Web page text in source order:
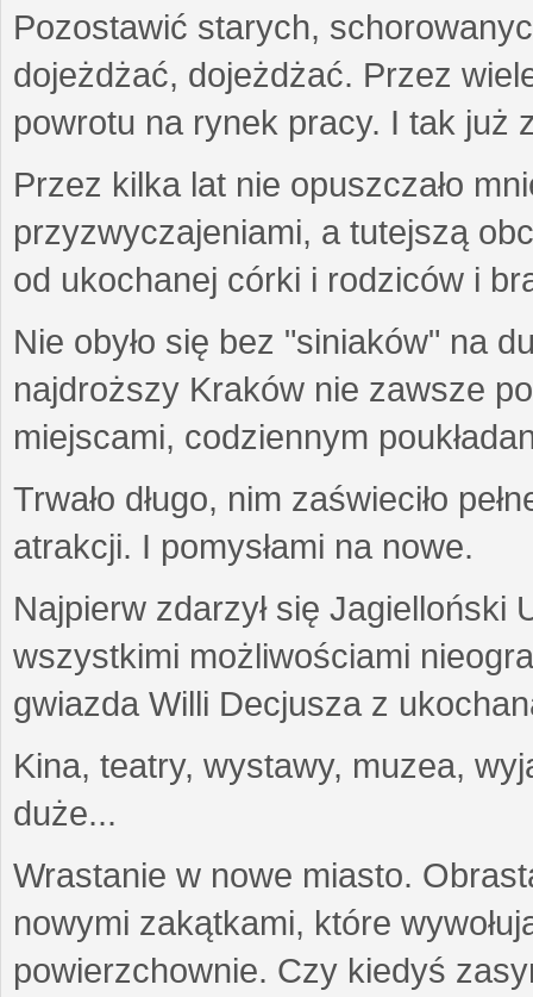
Pozostawić starych,
dojeżdżać, dojeżdżać. Przez
powrotu na rynek pracy. I tak już
Przez kilka lat nie opuszczało
przyzwyczajeniami, a tutejszą
od ukochanej córki i rodziców i
Nie obyło się bez "siniaków" na
najdroższy Kraków nie zawsze
miejscami, codziennym
Trwało długo, nim zaświeciło
atrakcji. I pomysłami na nowe.
Najpierw zdarzył się Jagielloński
wszystkimi możliwościami
gwiazda Willi Decjusza z
Kina, teatry, wystawy, muzea,
duże...
Wrastanie w nowe miasto.
nowymi zakątkami, które
powierzchownie. Czy kiedyś